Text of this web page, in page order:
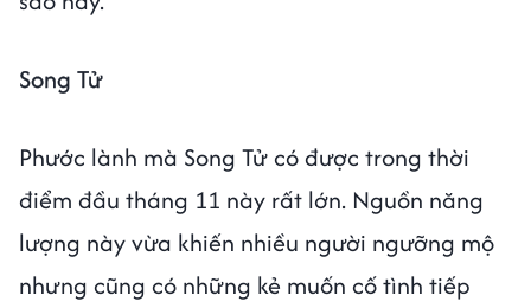
Song Tử
Phước lành mà Song Tử có được trong thời
điểm đầu tháng 11 này rất lớn. Nguồn năng
lượng này vừa khiến nhiều người ngưỡng mộ
nhưng cũng có những kẻ muốn cố tình tiếp